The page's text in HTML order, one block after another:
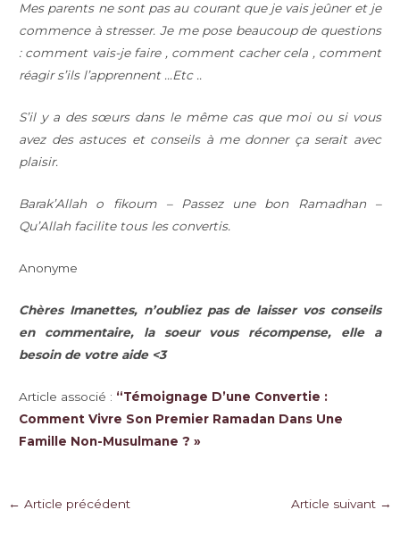
Mes parents ne sont pas au courant que je vais jeûner et je
commence à stresser. Je me pose beaucoup de questions
: comment vais-je faire , comment cacher cela , comment
réagir s’ils l’apprennent …Etc ..
S’il y a des sœurs dans le même cas que moi ou si vous
avez des astuces et conseils à me donner ça serait avec
plaisir.
Barak’Allah o fikoum – Passez une bon Ramadhan –
Qu’Allah facilite tous les convertis.
Anonyme
Chères Imanettes, n’oubliez pas de laisser vos conseils
en commentaire, la soeur vous récompense, elle a
besoin de votre aide <3
Article associé : “Témoignage D’une Convertie :
Comment Vivre Son Premier Ramadan Dans Une
Famille Non-Musulmane ? »
Navigation
← Article précédent Article suivant →